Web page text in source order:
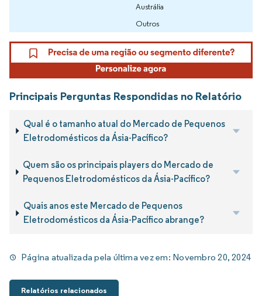
Austrália
Outros
Principais Perguntas Respondidas no Relatório
Qual é o tamanho atual do Mercado de Pequenos
Eletrodomésticos da Ásia-Pacífico?
Quem são os principais players do Mercado de
Pequenos Eletrodomésticos da Ásia-Pacífico?
Quais anos este Mercado de Pequenos
Eletrodomésticos da Ásia-Pacífico abrange?
Página atualizada pela última vez em: Novembro 20, 2024
Relatórios relacionados